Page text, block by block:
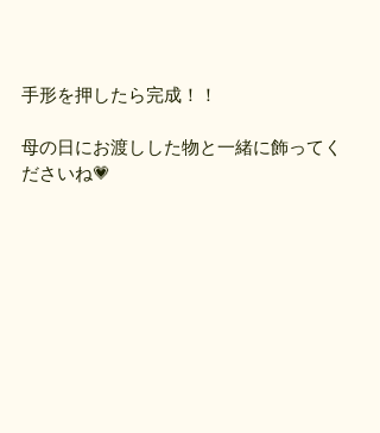
手形を押したら完成！！
母の日にお渡しした物と一緒に飾ってく
ださいね💗